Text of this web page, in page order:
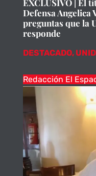
EXCLUSIVO | El
Defensa Angelica
preguntas que la
responde
DESTACADO,
Redacción El